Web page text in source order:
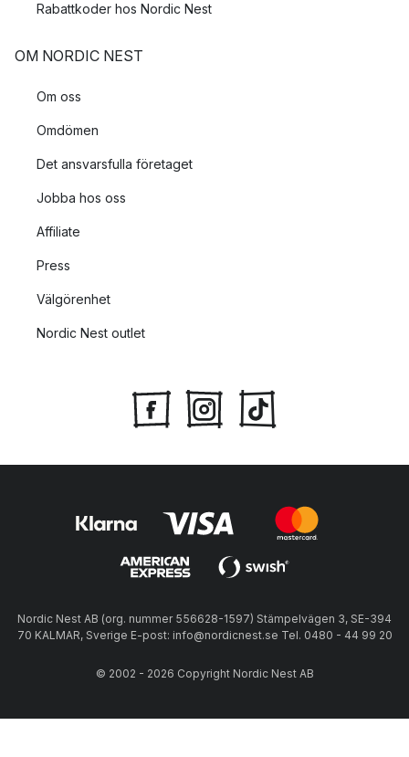
Rabattkoder hos Nordic Nest
OM NORDIC NEST
Om oss
Omdömen
Det ansvarsfulla företaget
Jobba hos oss
Affiliate
Press
Välgörenhet
Nordic Nest outlet
Nordic Nest AB (org. nummer 556628-1597) Stämpelvägen 3, SE-394
70 KALMAR, Sverige E-post: info@nordicnest.se Tel. 0480 - 44 99 20
© 2002 - 2026 Copyright Nordic Nest AB